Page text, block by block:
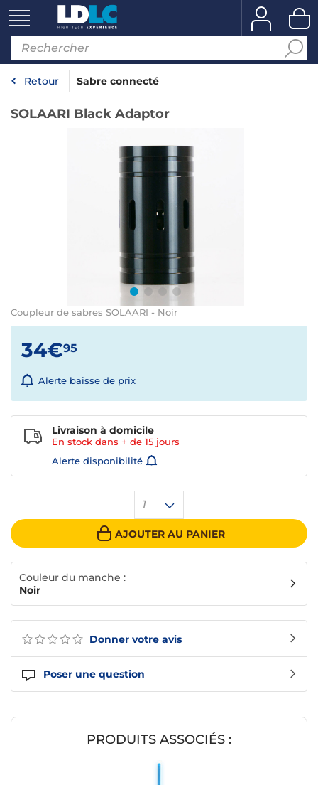
Retour Sabre connecté
SOLAARI Black Adaptor
Coupleur de sabres SOLAARI - Noir
Donner votre avis
Poser une question
34€95
Alerte baisse de prix
1
AJOUTER AU PANIER
Livraison à domicile
En stock dans + de 15 jours
Alerte disponibilité
Couleur du manche :
Noir
PRODUITS ASSOCIÉS :